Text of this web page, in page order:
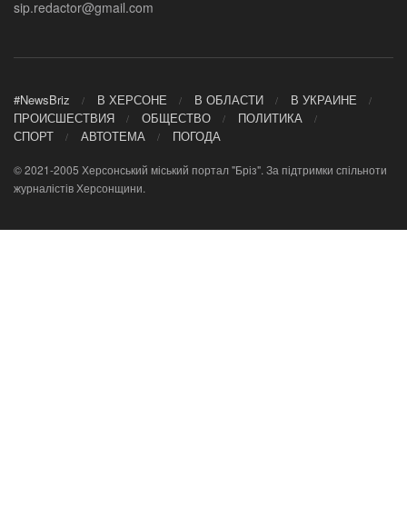
sip.redactor@gmail.com
#NewsBriz В ХЕРСОНЕ В ОБЛАСТИ
В УКРАИНЕ
ПРОИСШЕСТВИЯ
ОБЩЕСТВО
ПОЛИТИКА
СПОРТ
АВТОТЕМА ПОГОДА
© 2021-2005 Херсонський міський портал "Бріз". За підтримки спільноти
журналістів Херсонщини.